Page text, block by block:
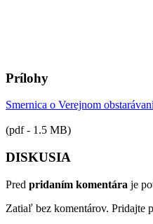
Prílohy
Smernica o Verejnom
(pdf - 1.5 MB)
DISKUSIA
Pred pridaním komentára je
Zatiaľ bez komentárov. Pridajte